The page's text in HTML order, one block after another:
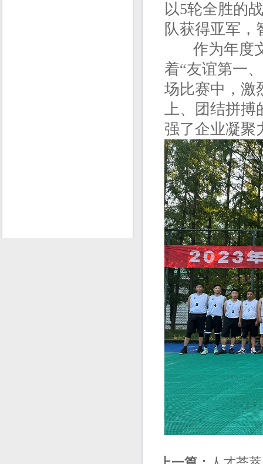
以5轮全胜的
队获得亚军，
作为年度文
着“友谊第一
场比赛中，激
上、团结拼搏
强了企业凝聚